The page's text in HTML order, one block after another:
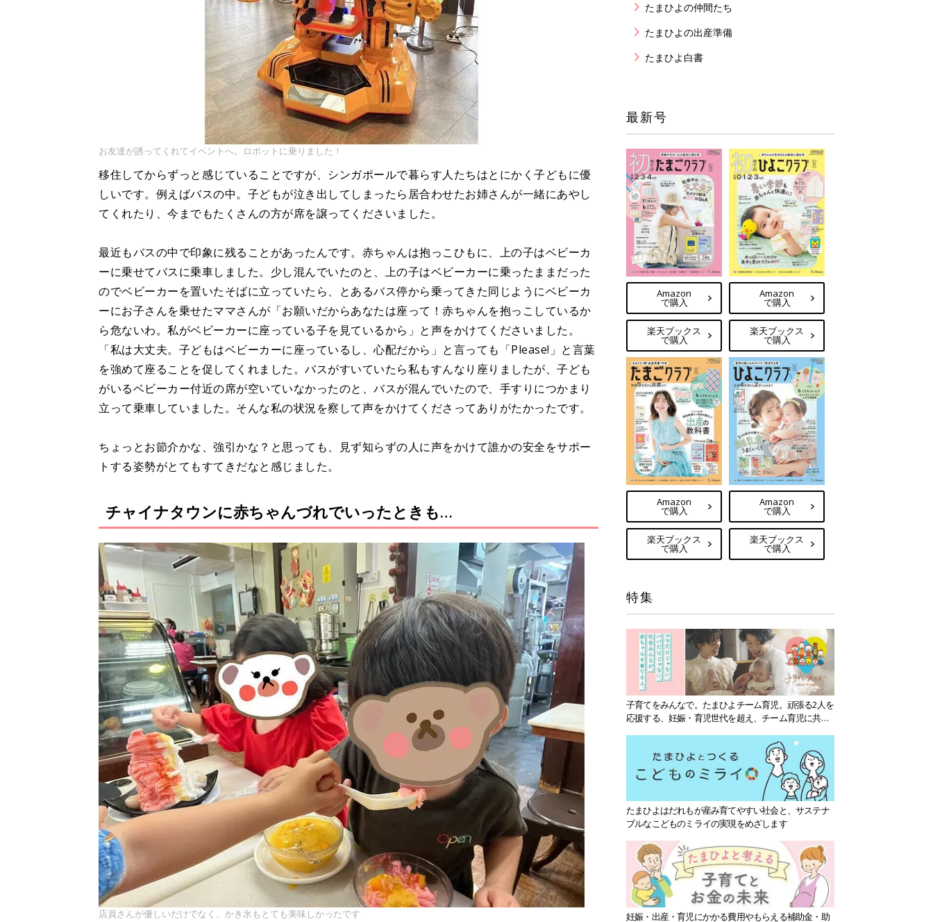
お友達が誘ってくれてイベントへ。ロボットに乗りました！
移住してからずっと感じていることですが、シンガポールで暮らす人たちはとにかく子どもに優
しいです。例えばバスの中。子どもが泣き出してしまったら居合わせたお姉さんが一緒にあやし
てくれたり、今までもたくさんの方が席を譲ってくださいました。
最近もバスの中で印象に残ることがあったんです。赤ちゃんは抱っこひもに、上の子はベビーカ
ーに乗せてバスに乗車しました。少し混んでいたのと、上の子はベビーカーに乗ったままだった
のでベビーカーを置いたそばに立っていたら、とあるバス停から乗ってきた同じようにベビーカ
ーにお子さんを乗せたママさんが「お願いだからあなたは座って！赤ちゃんを抱っこしているか
ら危ないわ。私がベビーカーに座っている子を見ているから」と声をかけてくださいました。
「私は大丈夫。子どもはベビーカーに座っているし、心配だから」と言っても「Please!」と言葉
を強めて座ることを促してくれました。バスがすいていたら私もすんなり座りましたが、子ども
がいるベビーカー付近の席が空いていなかったのと、バスが混んでいたので、手すりにつかまり
立って乗車していました。そんな私の状況を察して声をかけてくださってありがたかったです。
ちょっとお節介かな、強引かな？と思っても、見ず知らずの人に声をかけて誰かの安全をサポー
トする姿勢がとてもすてきだなと感じました。
チャイナタウンに赤ちゃんづれでいったときも…
店員さんが優しいだけでなく、かき氷もとても美味しかったです
たまひよの仲間たち
たまひよの出産準備
たまひよ白書
最新号
Amazon
で購入
楽天ブックス
で購入
Amazon
で購入
楽天ブックス
で購入
Amazon
で購入
楽天ブックス
で購入
Amazon
で購入
楽天ブックス
で購入
特集
子育てをみんなで。たまひよチーム育児。頑張る2人を
応援する、妊娠・育児世代を超え、チーム育児に共感
たまひよはだれもが産み育てやすい社会と、サステナ
ブルなこどものミライの実現をめざします
妊娠・出産・育児にかかる費用やもらえる補助金・助